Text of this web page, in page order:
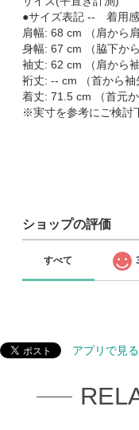
●サイズ表記 -- 着用感
肩幅: 68 cm （肩から
身幅: 67 cm （脇下か
袖丈: 62 cm （肩から
裄丈: -- cm （首から袖
着丈: 71.5 cm （首元か
※実寸を参考にご検討
ショップの評価
すべて
アプリで見る